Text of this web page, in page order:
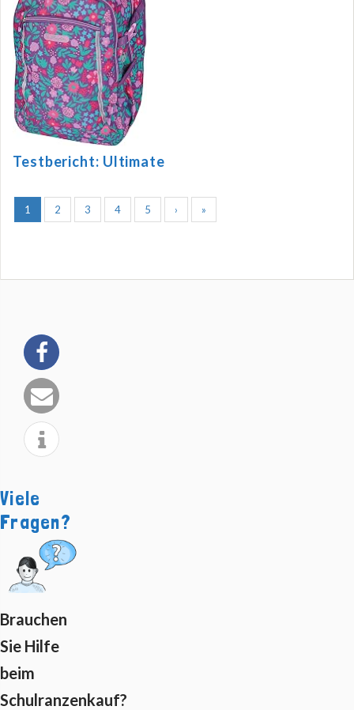
Testbericht: Ultimate
1 2 3 4 5 › »
Viele
Fragen?
Brauchen
Sie Hilfe
beim
Schulranzenkauf?